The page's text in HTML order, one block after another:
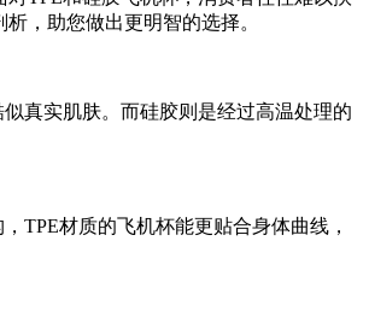
，助您做出更明智的选择。
真实肌肤。而硅胶则是经过高温处理的
TPE材质的飞机杯能更贴合身体曲线，